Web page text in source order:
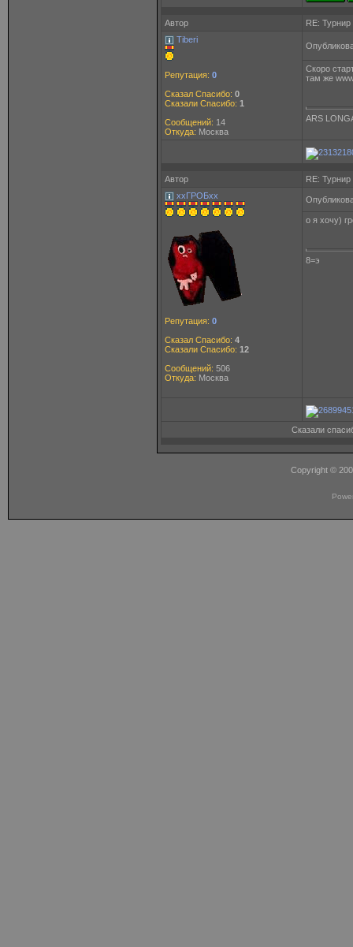
Автор
RE:
Tiberi
Репутация: 0
Сказал Спасибо: 0
Сказали Спасибо: 1
Сообщений: 14
Откуда: Москва
Скоро
там же
ARS
Автор
RE:
ххГРОБхх
Репутация: 0
Сказал Спасибо: 4
Сказали Спасибо: 12
Сообщений: 506
Откуда: Москва
о я хочу)
8=э
Сказали
Copyright ©